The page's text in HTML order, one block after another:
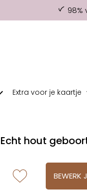
98%
Extra voor je kaartje
Echt hout
BEWERK